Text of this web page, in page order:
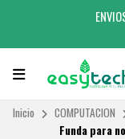
Inicio COMPUTACION
Funda para